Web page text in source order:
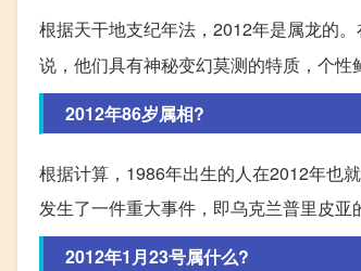
根据天干地支纪年法，2012年是属龙的
说，他们具有神秘变幻莫测的特质，个性
2012年86岁属相?
根据计算，1986年出生的人在2012年也
发生了一件重大事件，即乌克兰普里皮亚
2012年1月23号属什么?